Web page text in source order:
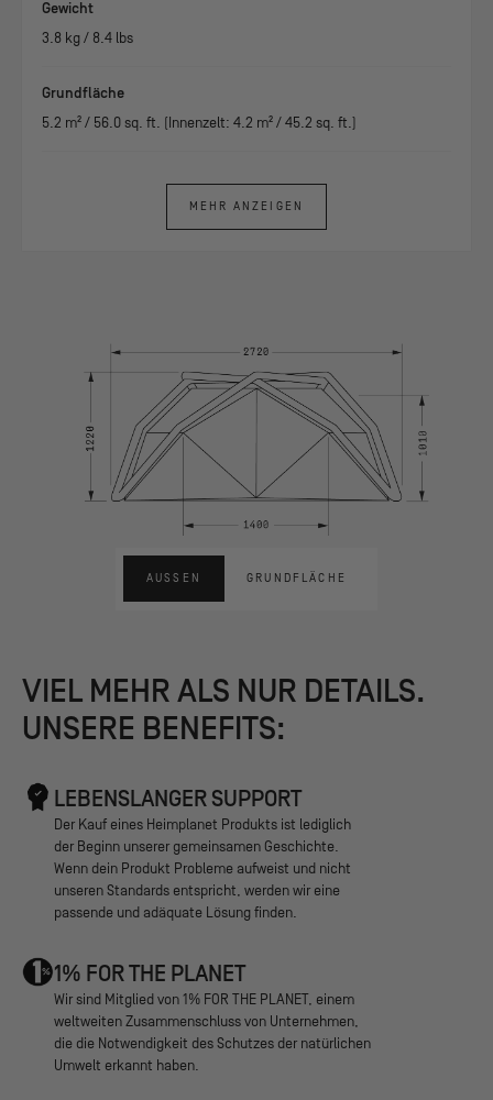
Gewicht
3.8 kg / 8.4 lbs
Grundfläche
5.2 m² / 56.0sq. ft. (Innenzelt:4.2 m² /45.2sq. ft.)
MEHR ANZEIGEN
AUSSEN GRUNDFLÄCHE
VIEL MEHR ALS NUR DETAILS.
UNSERE BENEFITS:
LEBENSLANGER SUPPORT
Der Kauf eines Heimplanet Produkts ist lediglich
der Beginn unserer gemeinsamen Geschichte.
Wenn dein Produkt Probleme aufweist und nicht
unseren Standards entspricht, werden wir eine
passende und adäquate Lösung finden.
1% FOR THE PLANET
Wir sind Mitglied von 1% FOR THE PLANET, einem
weltweiten Zusammenschluss von Unternehmen,
die die Notwendigkeit des Schutzes der natürlichen
Umwelt erkannt haben.